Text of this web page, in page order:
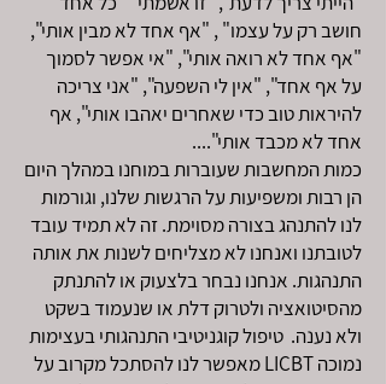
חושב רק על עצמו" , "אף אחד לא מבין אותי",
"אף אחד לא רואה אותי", "אי אפשר לסמוך
על אף אחד", "אין לי השפעה", "אני צריכה
להיראות טוב כדי שאחרים יאהבו אותי", אף
אחד לא מכבד אותי"....
כמות המחשבות שעוברות במוחנו במהלך היום
הן רבות ומשפיעות על הרגשות שלנו, וגורמות
לנו להתנהג בצורה מסוימת. זה לא תמיד עובד
לטובתנו ואנחנו לא מצליחים לשנות את אותה
התנהגות. אנחנו נבחר בלצעוק או להתנתק
מהסיטואציה ולטרוק דלת או שנעמוד בשקט
ולא נענה. טיפול קוגניטיבי התנהגותי בעצימות
נמוכה LICBT מאפשר לנו להסתכל מקרוב על